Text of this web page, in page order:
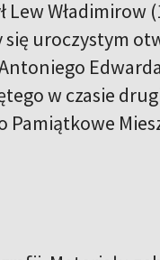
się uroczystym
w czasie
Pamiątkowe